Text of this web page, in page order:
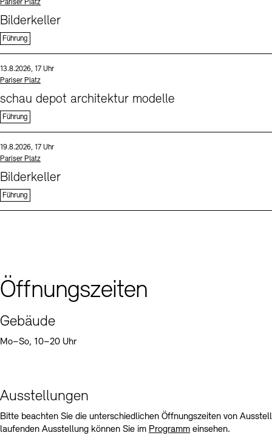
Standort
Pariser Platz
Bilderkeller
Führung
Datum und Uhrzeit:
13.8.2026, 17 Uhr
Standort
Pariser Platz
schau depot architektur modelle
Führung
Datum und Uhrzeit:
19.8.2026, 17 Uhr
Standort
Pariser Platz
Bilderkeller
Führung
Öffnungszeiten
Gebäude
Mo–So, 10–20 Uhr
Ausstellungen
Bitte beachten Sie die unterschiedlichen Öffnungszeiten von
laufenden Ausstellung können Sie im Programm einsehen.